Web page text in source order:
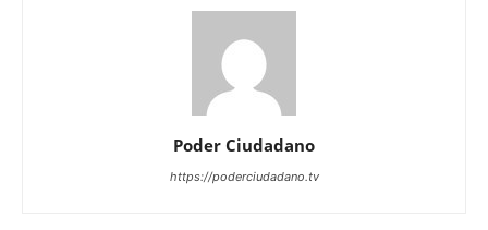
Poder Ciudadano
https://poderciudadano.tv